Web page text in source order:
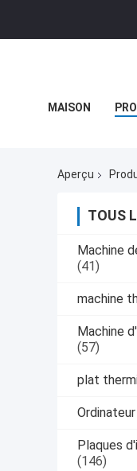
MAISON
Aperçu
TOUS
Machine
(41)
machine
Machine
(57)
plat
Plaques
(146)